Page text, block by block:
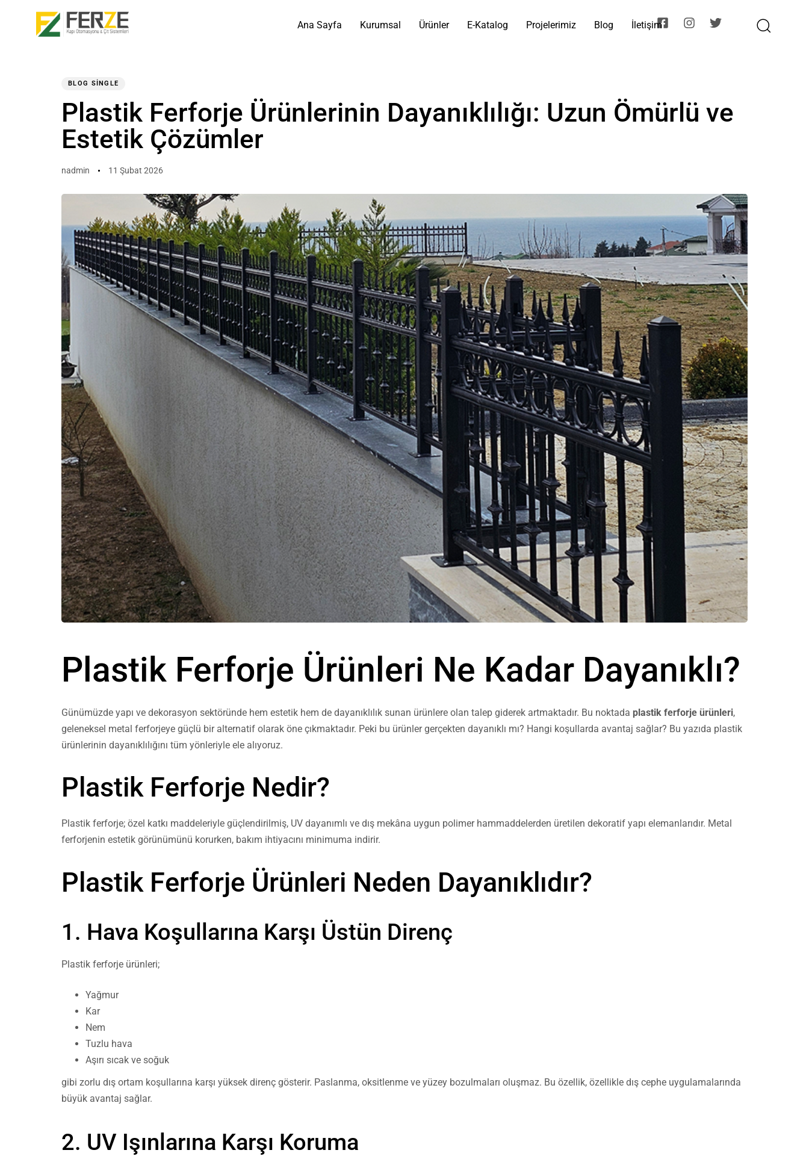
Ana Sayfa Kurumsal Ürünler E-Katalog Projelerimiz Blog İletişim
Type and hit enter
BLOG SINGLE
Plastik Ferforje Ürünlerinin Dayanıklılığı: Uzun Ömürlü ve
Estetik Çözümler
nadmin 11 Şubat 2026
Plastik Ferforje Ürünleri Ne Kadar Dayanıklı?
Günümüzde yapı ve dekorasyon sektöründe hem estetik hem de dayanıklılık sunan ürünlere olan talep giderek artmaktadır. Bu noktada plastik ferforje ürünleri,
geleneksel metal ferforjeye güçlü bir alternatif olarak öne çıkmaktadır. Peki bu ürünler gerçekten dayanıklı mı? Hangi koşullarda avantaj sağlar? Bu yazıda plastik
ürünlerinin dayanıklılığını tüm yönleriyle ele alıyoruz.
Plastik Ferforje Nedir?
Plastik ferforje; özel katkı maddeleriyle güçlendirilmiş, UV dayanımlı ve dış mekâna uygun polimer hammaddelerden üretilen dekoratif yapı elemanlarıdır. Metal
ferforjenin estetik görünümünü korurken, bakım ihtiyacını minimuma indirir.
Plastik Ferforje Ürünleri Neden Dayanıklıdır?
1. Hava Koşullarına Karşı Üstün Direnç
Plastik ferforje ürünleri;
Yağmur
Kar
Nem
Tuzlu hava
Aşırı sıcak ve soğuk
gibi zorlu dış ortam koşullarına karşı yüksek direnç gösterir. Paslanma, oksitlenme ve yüzey bozulmaları oluşmaz. Bu özellik, özellikle dış cephe uygulamalarında
büyük avantaj sağlar.
2. UV Işınlarına Karşı Koruma